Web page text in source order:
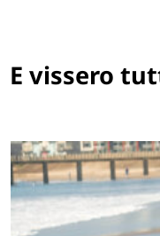
E vissero